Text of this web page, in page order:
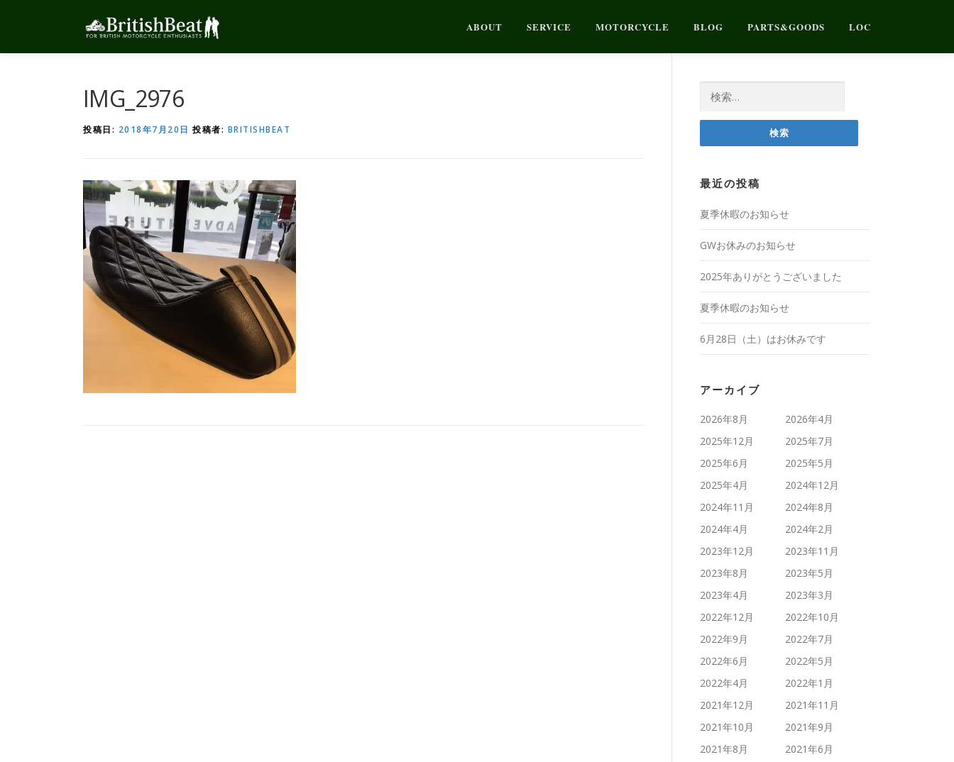
ン
ABOUT SERVICE MOTORCYCLE BLOG PARTS&GOODS LOC
IMG_2976
投稿日: 2018年7月20日 投稿者: BRITISHBEAT
最近の投稿
夏季休暇のお知らせ
GWお休みのお知らせ
2025年ありがとうございました
夏季休暇のお知らせ
6月28日（土）はお休みです
アーカイブ
2026年8月
2026年4月
2025年12月
2025年7月
2025年6月
2025年5月
2025年4月
2024年12月
2024年11月
2024年8月
2024年4月
2024年2月
2023年12月
2023年11月
2023年8月
2023年5月
2023年4月
2023年3月
2022年12月
2022年10月
2022年9月
2022年7月
2022年6月
2022年5月
2022年4月
2022年1月
2021年12月
2021年11月
2021年10月
2021年9月
2021年8月
2021年6月